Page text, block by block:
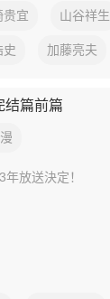
贵宜 山谷祥生
史 加藤亮夫
结篇前篇
放送決定！